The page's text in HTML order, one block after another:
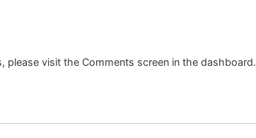
visit the Comments screen in the dashboard.